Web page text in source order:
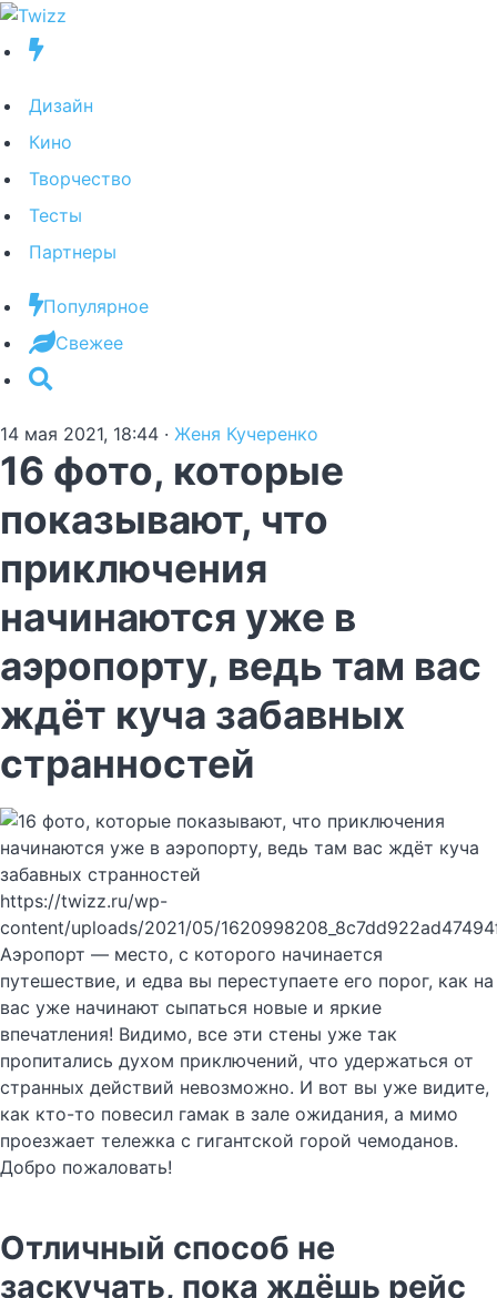
Дизайн
Кино
Творчество
Тесты
Партнеры
Популярное
Свежее
14 мая 2021, 18:44 · Женя Кучеренко
16 фото, которые
показывают, что
приключения
начинаются уже в
аэропорту, ведь там вас
ждёт куча забавных
странностей
https://twizz.ru/wp-
content/uploads/2021/05/
Аэропорт — место, с которого начинается
путешествие, и едва вы переступаете его порог, как на
вас уже начинают сыпаться новые и яркие
впечатления! Видимо, все эти стены уже так
пропитались духом приключений, что удержаться от
странных действий невозможно. И вот вы уже видите,
как кто-то повесил гамак в зале ожидания, а мимо
проезжает тележка с гигантской горой чемоданов.
Добро пожаловать!
Отличный способ не
заскучать, пока ждёшь рейс